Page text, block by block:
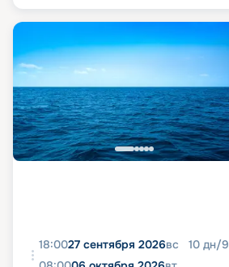
18:0027 сентября 2026вс 10 дн/9